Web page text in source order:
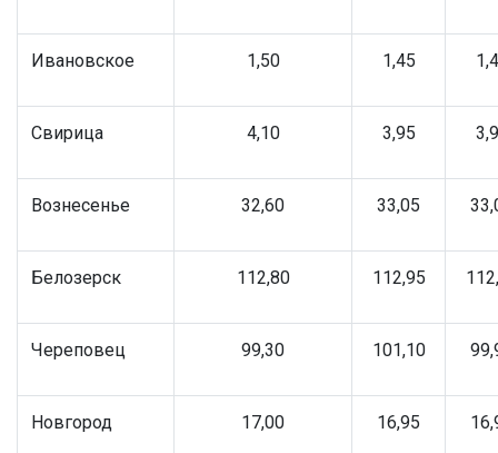
Ивановское 1,50 1,45
Свирица 4,10 3,95
Вознесенье 32,60 33,05
Белозерск 112,80 112,95
Череповец 99,30 101,10
Новгород 17,00 16,95